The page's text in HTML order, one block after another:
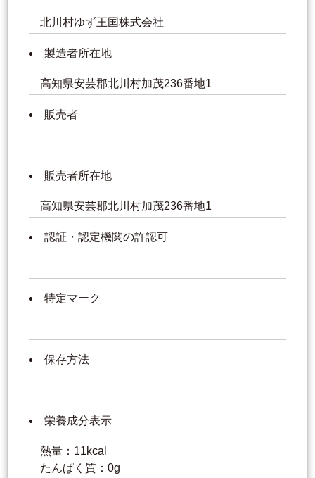
北川村ゆず王国株式会社
製造者所在地
高知県安芸郡北川村加茂236番地1
販売者
販売者所在地
高知県安芸郡北川村加茂236番地1
認証・認定機関の許認可
特定マーク
保存方法
栄養成分表示
熱量：11kcal
たんぱく質：0g